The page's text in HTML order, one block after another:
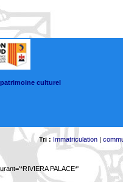
patrimoine culturel
Tri : Immatriculation|
PALACE*'